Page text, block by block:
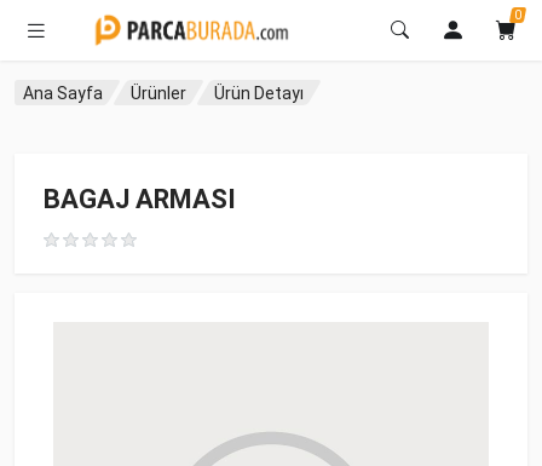
0
Ana Sayfa Ürünler Ürün Detayı
BAGAJ ARMASI